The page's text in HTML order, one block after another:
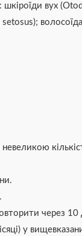
вух
невеликою
через 10
у